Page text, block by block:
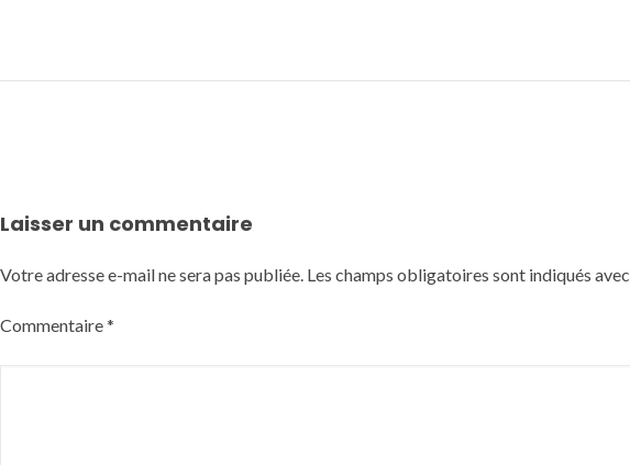
Laisser un commentaire
Votre adresse e-mail ne sera pas publiée. Les champs obligatoires sont indiqués avec
Commentaire*